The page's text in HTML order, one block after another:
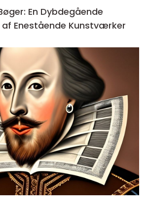
En Dybdegående
Enestående Kunstværker